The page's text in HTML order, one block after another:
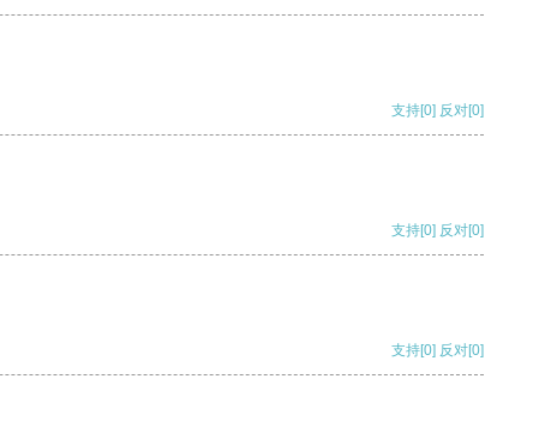
支持[0] 反对[0]
支持[0] 反对[0]
支持[0] 反对[0]